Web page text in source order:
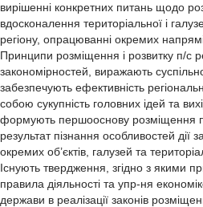
вирішенні конкретних питань щодо
вдосконалення територіальної і
регіону, опрацюванні окремих
Принципи розміщення і розвитку п/с
закономірностей, виражають
забезпечують ефективність
собою сукупність головних ідей та
формують першооснову розміщення
результат пізнання особливостей дії
окремих об’єктів, галузей та
Існують твердження, згідно з якими
правила діяльності та упр-ня
держави в реалізації законів